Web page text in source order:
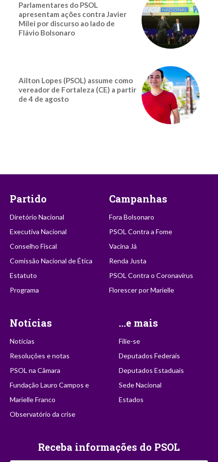
Parlamentares do PSOL
apresentam ações contra Javier
Milei por discurso ao lado de
Flávio Bolsonaro
Ailton Lopes (PSOL) assume como
vereador de Fortaleza (CE) a partir
de 4 de agosto
Partido
Diretório Nacional
Executiva Nacional
Conselho Fiscal
Comissão Nacional de Ética
Estatuto
Programa
Campanhas
Fora Bolsonaro
PSOL Contra a Fome
Vacina Já
Renda Justa
PSOL Contra o Coronavírus
Florescer por Marielle
Notícias
Notícias
Resoluções e notas
PSOL na Câmara
Fundação Lauro Campos e
Marielle Franco
Observatório da crise
...e mais
Filie-se
Deputados Federais
Deputados Estaduais
Sede Nacional
Estados
Receba informações do PSOL